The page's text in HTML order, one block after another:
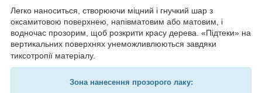
Легко наноситься, створюючи міцний і гнучкий шар з
оксамитовою поверхнею, напівматовим або матовим, і
водночас прозорим, щоб розкрити красу дерева. «Підтеки» на
вертикальних поверхнях унеможливлюються завдяки
тиксотропії матеріалу.
Зона нанесення прозорого лаку: